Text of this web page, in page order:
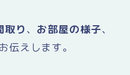
取り、 お部屋の様子、
伝えします。